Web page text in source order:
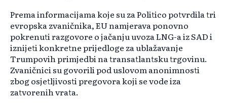
Prema informacijama koje su za Politico potvrdila tri
evropska zvaničnika, EU namjerava ponovno
pokrenuti razgovore o jačanju uvoza LNG-a iz SAD i
iznijeti konkretne prijedloge za ublažavanje
Trumpovih primjedbi na transatlantsku trgovinu.
Zvaničnici su govorili pod uslovom anonimnosti
zbog osjetljivosti pregovora koji se vode iza
zatvorenih vrata.